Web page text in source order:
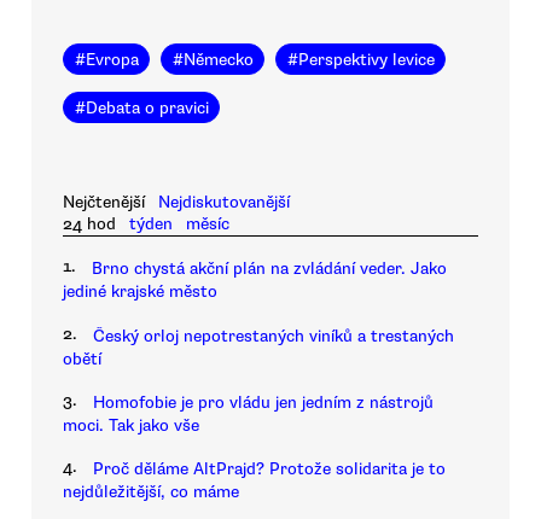
#Evropa #Německo #Perspektivy levice
#Debata o pravici
Nejčtenější
Nejdiskutovanější
24 hod
týden měsíc
1.
Brno chystá akční plán na zvládání veder. Jako
jediné krajské město
2.
Český orloj nepotrestaných viníků a trestaných
obětí
3.
Homofobie je pro vládu jen jedním z nástrojů
moci. Tak jako vše
4.
Proč děláme AltPrajd? Protože solidarita je to
nejdůležitější, co máme